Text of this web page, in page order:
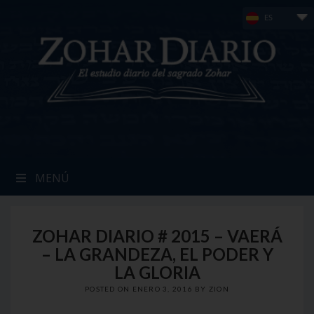
ES
MENÚ
ZOHAR DIARIO # 2015 – VAERÁ
– LA GRANDEZA, EL PODER Y
LA GLORIA
POSTED ON ENERO 3, 2016 BY ZION